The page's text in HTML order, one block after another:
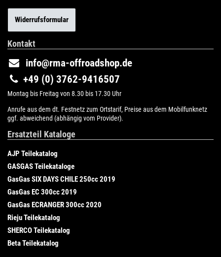
Widerrufsformular
Kontakt
info@rma-offroadshop.de
+49 (0) 3762-9416507
Montag bis Freitag von 8.30 bis 17.30 Uhr
Anrufe aus dem dt. Festnetz zum Ortstarif, Preise aus dem Mobilfunknetz
ggf. abweichend (abhängig vom Provider).
Ersatzteil Kataloge
AJP Teilekatalog
GASGAS Teilekataloge
GasGas SIX DAYS CHILE 250cc 2019
GasGas EC 300cc 2019
GasGas ECRANGER 300cc 2020
Rieju Teilekatalog
SHERCO Teilekatalog
Beta Teilekatalog